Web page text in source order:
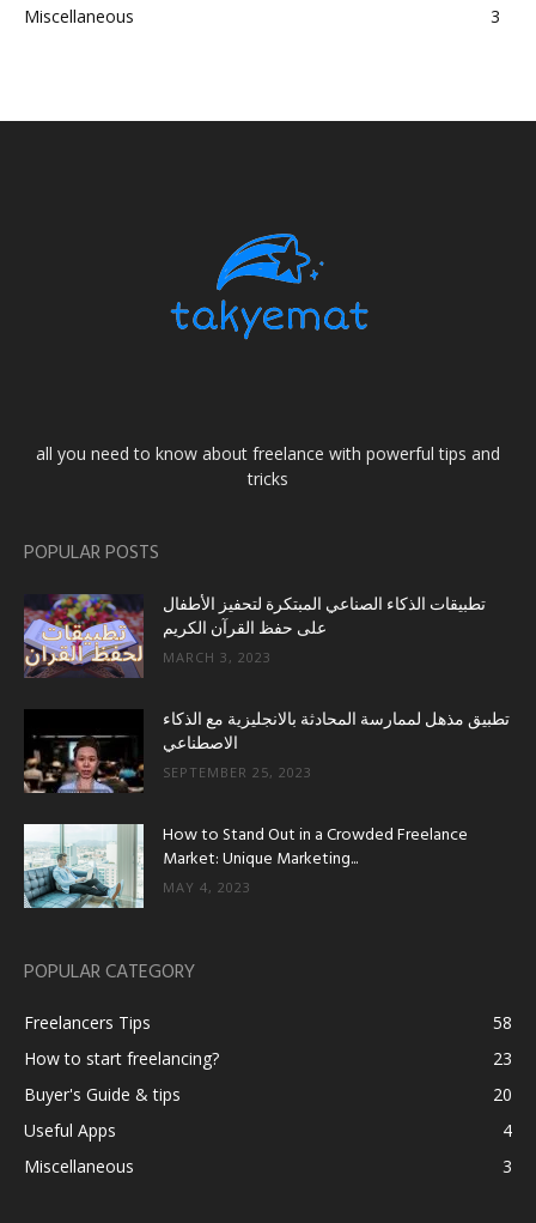
Miscellaneous
3
all you need to know about freelance with powerful tips and
tricks
POPULAR POSTS
تطبيقات الذكاء الصناعي المبتكرة لتحفيز الأطفال
على حفظ القرآن الكريم
MARCH 3, 2023
تطبيق مذهل لممارسة المحادثة بالانجليزية مع الذكاء
الاصطناعي
SEPTEMBER 25, 2023
How to Stand Out in a Crowded Freelance
Market: Unique Marketing...
MAY 4, 2023
POPULAR CATEGORY
Freelancers Tips
58
How to start freelancing?
23
Buyer's Guide & tips
20
Useful Apps
4
Miscellaneous
3